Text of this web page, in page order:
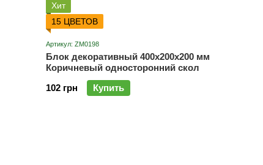
Хит
15 ЦВЕТОВ
Артикул: ZM0198
Блок декоративный 400х200х200 мм
Коричневый односторонний скол
102 грн
Купить